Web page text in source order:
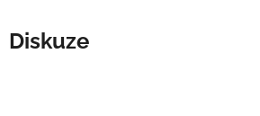
Diskuze